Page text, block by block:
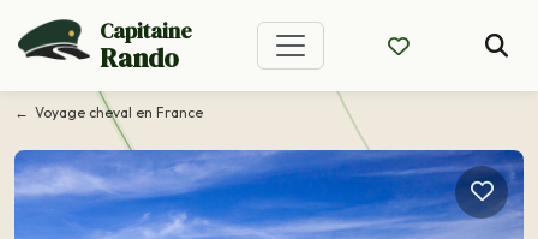
Capitaine
Rando
Voyage cheval en France